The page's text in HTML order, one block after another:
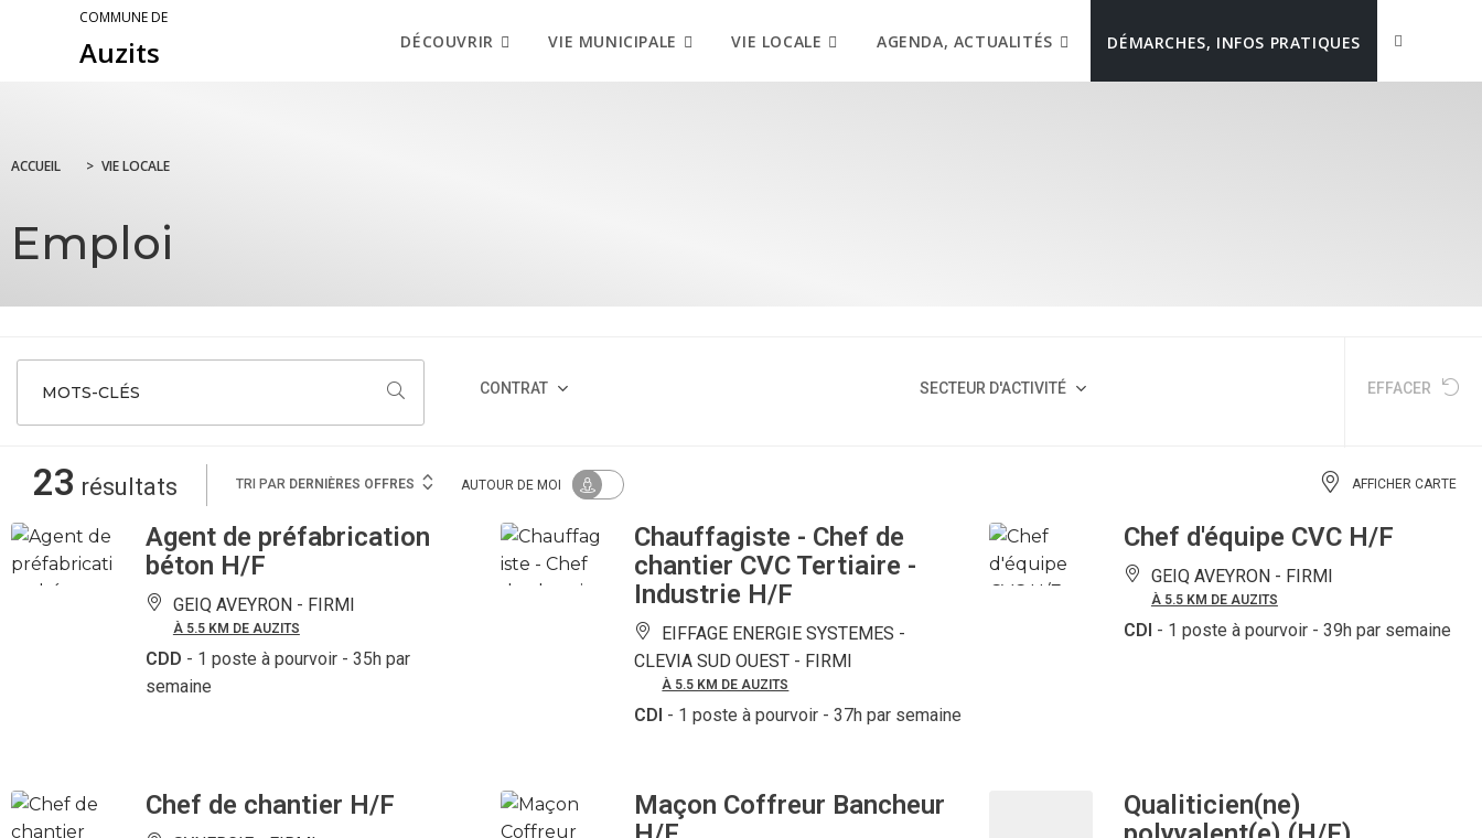
COMMUNE DE
Auzits DÉCOUVRIR VIE MUNICIPALE VIE LOCALE AGENDA, ACTUALITÉS DÉMARCHES, INFOS PRATIQUES
ACCUEIL > VIE LOCALE
Emploi
MOTS-CLÉS CONTRAT SECTEUR D'ACTIVITÉ EFFACER
23 résultats TRI PAR DERNIÈRES OFFRES AUTOUR DE MOI AFFICHER CARTE
Agent de préfabrication
béton H/F
GEIQ AVEYRON - FIRMI
À 5.5 KM DE AUZITS
CDD - 1 poste à pourvoir - 35h par
semaine
Chauffagiste - Chef de
chantier CVC Tertiaire -
Industrie H/F
EIFFAGE ENERGIE SYSTEMES -
CLEVIA SUD OUEST - FIRMI
À 5.5 KM DE AUZITS
CDI - 1 poste à pourvoir - 37h par semaine
Chef d'équipe CVC H/F
GEIQ AVEYRON - FIRMI
À 5.5 KM DE AUZITS
CDI - 1 poste à pourvoir - 39h par semaine
Chef de chantier H/F
Maçon Coffreur Bancheur
Qualiticien(ne)